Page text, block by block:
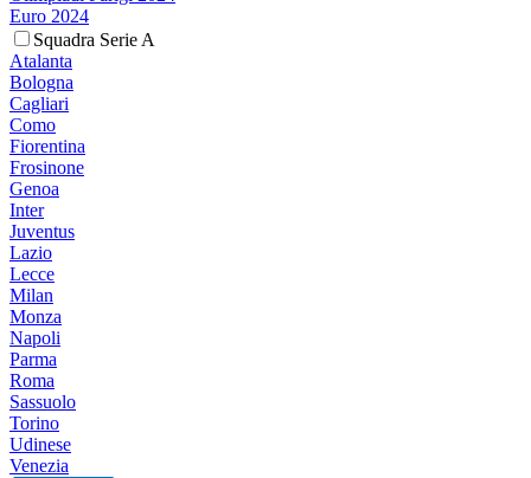
Euro 2024
Squadra Serie A
Atalanta
Bologna
Cagliari
Como
Fiorentina
Frosinone
Genoa
Inter
Juventus
Lazio
Lecce
Milan
Monza
Napoli
Parma
Roma
Sassuolo
Torino
Udinese
Venezia